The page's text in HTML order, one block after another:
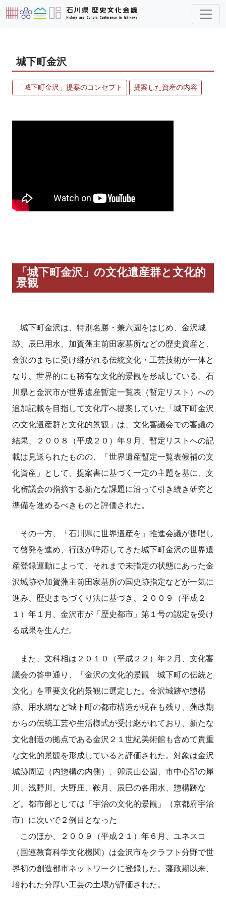
城下町金沢
「城下町金沢」提案のコンセプト 提案した資産の内容
「城下町金沢」の文化遺産群と文化的
景観
城下町金沢は、特別名勝・兼六園をはじめ、金沢城
跡、辰巳用水、加賀藩主前田家墓所などの歴史資産と、
金沢のまちに受け継がれる伝統文化・工芸技術が一体と
なり、世界的にも稀有な文化的景観を形成している。石
川県と金沢市が世界遺産暫定一覧表（暫定リスト）への
追加記載を目指して文化庁へ提案していた「城下町金沢
の文化遺産群と文化的景観」は、文化審議会での審議の
結果、２００８（平成２０）年９月、暫定リストへの記
載は見送られたものの、「世界遺産暫定一覧表候補の文
化資産」として、提案書に基づく一定の主題を基に、文
化審議会の指摘する新たな課題に沿って引き続き研究と
準備を進めるべきものと評価された。
その一方、「石川県に世界遺産を」推進会議が提唱し
て啓発を進め、行政が呼応してきた城下町金沢の世界遺
産登録運動によって、それまで未指定の状態にあった金
沢城跡や加賀藩主前田家墓所の国史跡指定などが一気に
進み、歴史まちづくり法に基づき、２００９（平成２
１）年１月、金沢市が「歴史都市」第１号の認定を受け
る成果を生んだ。
また、文科相は２０１０（平成２２）年２月、文化審
議会の答申通り、「金沢の文化的景観 城下町の伝統と
文化」を重要文化的景観に選定した。金沢城跡や惣構
跡、用水網など城下町の都市構造が現在も残り、藩政期
からの伝統工芸や生活様式が受け継がれており、新たな
文化創造の拠点である金沢２１世紀美術館も含めて貴重
な文化的景観を形成していると評価された。対象は金沢
城跡周辺（内惣構の内側）、卯辰山公園、市中心部の犀
川、浅野川、大野庄、鞍月、辰巳の各用水、惣構跡な
ど。都市部としては「宇治の文化的景観」（京都府宇治
市）に次いで２例目となった
このほか、２００９（平成２１）年６月、ユネスコ
（国連教育科学文化機関）は金沢市をクラフト分野で世
界初の創造都市ネットワークに登録した。藩政期以来、
培われた分厚い工芸の土壌が評価された。